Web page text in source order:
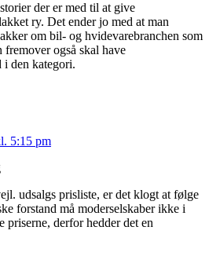
der er med til at give
ry. Det ender jo med at man
om bil- og hvidevarebranchen som
fremover også skal have
i den kategori.
5:15 pm
udsalgs prisliste, er det klogt at følge
forstand må moderselskaber ikke i
priserne, derfor hedder det en